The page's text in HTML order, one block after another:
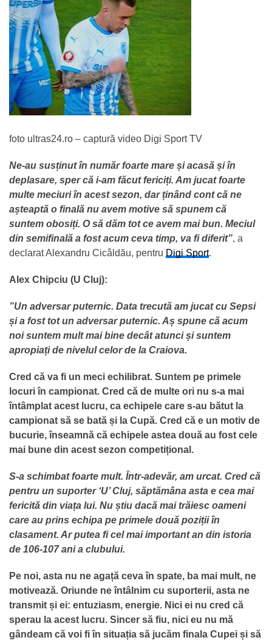
foto ultras24.ro – captură video Digi Sport TV
Ne-au susținut în număr foarte mare și acasă și în
deplasare, sper că i-am făcut fericiți. Am jucat foarte
multe meciuri în acest sezon, dar ținând cont că ne
așteaptă o finală nu avem motive să spunem că
suntem obosiți. O să dăm tot ce avem mai bun. Meciul
din semifinală a fost acum ceva timp, va fi diferit”, a
declarat Alexandru Cicâldău, pentru Digi Sport.
Alex Chipciu (U Cluj):
”Un adversar puternic. Data trecută am jucat cu Sepsi
și a fost tot un adversar puternic. Aș spune că acum
noi suntem mult mai bine decât atunci și suntem
apropiați de nivelul celor de la Craiova.
Cred că va fi un meci echilibrat. Suntem pe primele
locuri în campionat. Cred că de multe ori nu s-a mai
întâmplat acest lucru, ca echipele care s-au bătut la
campionat să se bată și la Cupă. Cred că e un motiv de
bucurie, înseamnă că echipele astea două au fost cele
mai bune din acest sezon competițional.
S-a schimbat foarte mult. Într-adevăr, am urcat. Cred că
pentru un suporter ‘U’ Cluj, săptămâna asta e cea mai
fericită din viața lui. Nu știu dacă mai trăiesc oameni
care au prins echipa pe primele două poziții în
clasament. Ar putea fi cel mai important an din istoria
de 106-107 ani a clubului.
Pe noi, asta nu ne agață ceva în spate, ba mai mult, ne
motivează. Oriunde ne întâlnim cu suporterii, asta ne
transmit și ei: entuziasm, energie. Nici ei nu cred că
sperau la acest lucru. Sincer să fiu, nici eu nu mă
gândeam că voi fi în situația să jucăm finala Cupei și să